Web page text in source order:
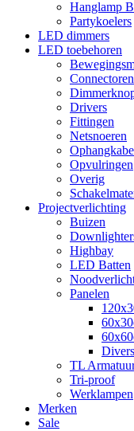
Hanglamp
Partykoelers
LED dimmers
LED toebehoren
Connectoren
Drivers
Fittingen
Netsnoeren
Opvulringen
Overig
Projectverlichting
Buizen
Highbay
LED Batten
Panelen
TL
Tri-proof
Werklampen
Merken
Sale